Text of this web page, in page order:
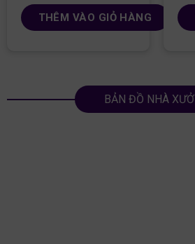
THÊM VÀO GIỎ HÀNG
BẢN ĐỒ NHÀ